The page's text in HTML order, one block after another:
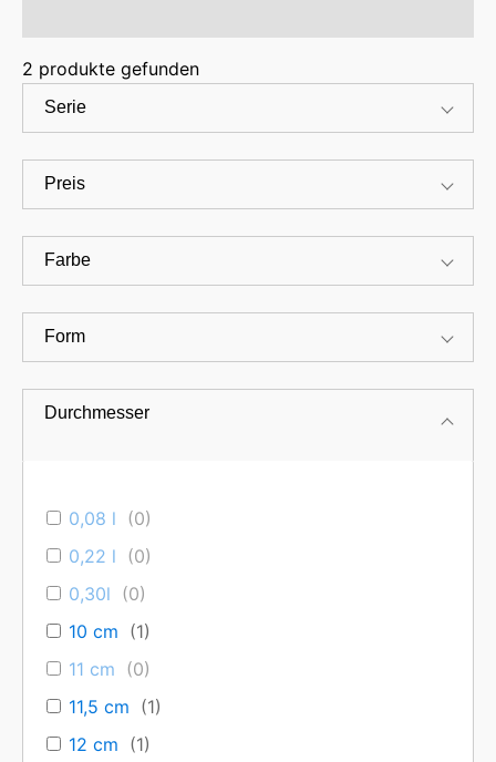
2 produkte gefunden
Serie
Preis
Farbe
Form
Durchmesser
0,08 l (0)
0,22 l (0)
0,30l (0)
10 cm (1)
11 cm (0)
11,5 cm (1)
12 cm (1)
Classic – zeitlose Eleganz für jeden Tisch.
Die KollektionClassic
modernem Design. Das quadratische Design mit
klaren, markanten Kanten verleiht jedem gedeckten
Tisch eine harmonische Verbindung aus klassischer
Eleganz und zeitgemäßem Stil.
Alle 2 Ergebnisse werden angezeigt